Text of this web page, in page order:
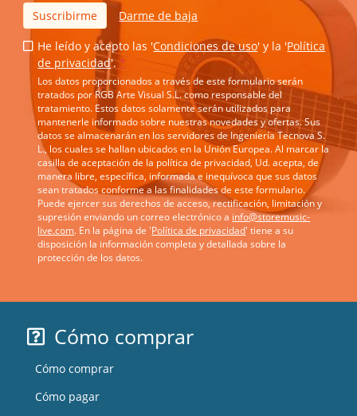
Suscribirme Darme de baja
He leído y acepto las 'Condiciones de uso' y la 'Política
de privacidad'. *
Los datos proporcionados a través de este formulario serán
tratados por RGB Arte Visual S.L. como responsable del
tratamiento. Estos datos solamente serán utilizados para
mantenerle informado sobre nuestras novedades y ofertas. Sus
datos se almacenarán en los servidores de Ingeniería Tecnova S.
L., los cuales se hallan ubicados en la Unión Europea. Al marcar la
casilla de aceptación de la política de privacidad, Ud. acepta, de
manera libre, específica, informada e inequívoca que sus datos
sean tratados conforme a las finalidades de este formulario.
Puede ejercer sus derechos de acceso, rectificación, limitación y
supresión enviando un correo electrónico a info@storemusic-
live.com. En la página de 'Política de privacidad' tiene a su
disposición la información completa y detallada sobre la
protección de los datos.
Cómo comprar
Cómo comprar
Cómo pagar